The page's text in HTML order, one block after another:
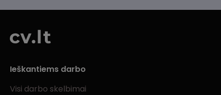
Ieškantiems darbo
Visi darbo skelbimai